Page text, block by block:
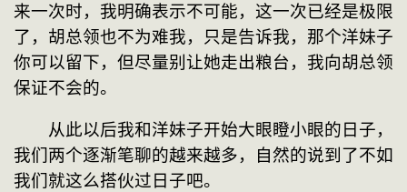
来一次时，我明确表示不可能，这一次已经是极限
了，胡总领也不为难我，只是告诉我，那个洋妹子
你可以留下，但尽量别让她走出粮台，我向胡总领
保证不会的。
从此以后我和洋妹子开始大眼瞪小眼的日子，
我们两个逐渐笔聊的越来越多，自然的说到了不如
我们就这么搭伙过日子吧。